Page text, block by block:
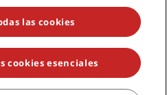
MÁS POPULARES
los derechos reservados. RHG
RED, Radisson Blu, Radisson
Plaza, Park Inn, Country Inn &
las cookies
cookies esenciales